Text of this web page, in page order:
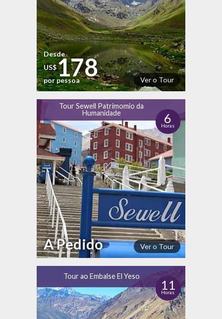
Ver o Tour
Desde
US$178
por pessoa
Tour Sewell Patrimomio da
Humanidade
6
Horas
Ver o Tour
A Pedido
Tour ao Embalse El Yeso
11
Horas